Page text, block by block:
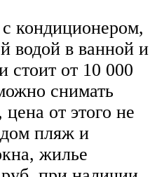
кондиционером,
водой в ванной и
стоит от 10 000
снимать
от этого не
пляж и
жилье